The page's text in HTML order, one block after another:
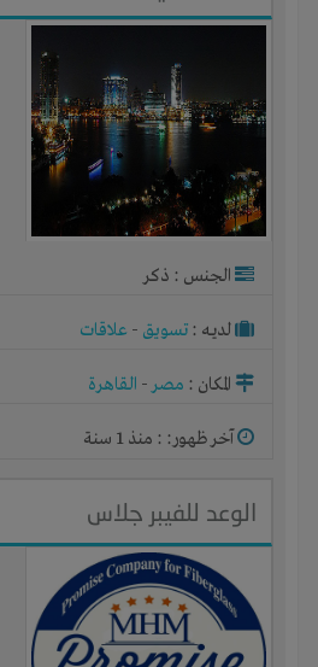
الجنس : ذكر
لديـه : تسويق - علاقات
المكان : مصر- القاهرة
آخر ظهور: : منذ 1 سنة
الوعد للفيبر جلاس